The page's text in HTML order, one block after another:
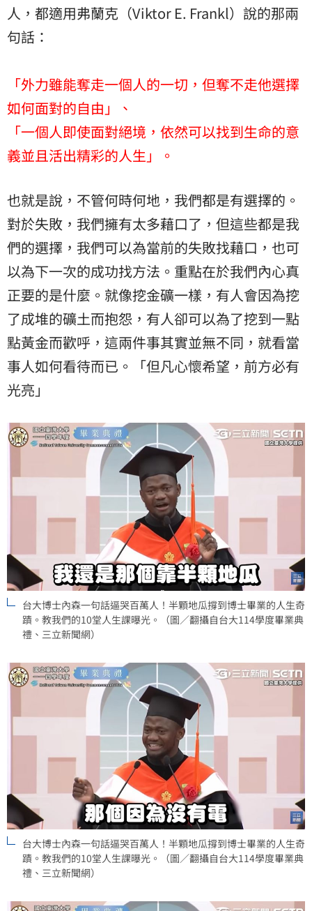
人，都適用弗蘭克（Viktor E. Frankl）說的那兩
句話：
「外力雖能奪走一個人的一切，但奪不走他選擇
如何面對的自由」、
「一個人即使面對絕境，依然可以找到生命的意
義並且活出精彩的人生」。
也就是說，不管何時何地，我們都是有選擇的。
對於失敗，我們擁有太多藉口了，但這些都是我
們的選擇，我們可以為當前的失敗找藉口，也可
以為下一次的成功找方法。重點在於我們內心真
正要的是什麼。就像挖金礦一樣，有人會因為挖
了成堆的礦土而抱怨，有人卻可以為了挖到一點
點黃金而歡呼，這兩件事其實並無不同，就看當
事人如何看待而已。「但凡心懷希望，前方必有
光亮」
台大博士內森一句話逼哭百萬人！半顆地瓜撐到博士畢業的人生奇
蹟。教我們的10堂人生課曝光。（圖／翻攝自台大114學度畢業典
禮、三立新聞網）
台大博士內森一句話逼哭百萬人！半顆地瓜撐到博士畢業的人生奇
蹟。教我們的10堂人生課曝光。（圖／翻攝自台大114學度畢業典
禮、三立新聞網）